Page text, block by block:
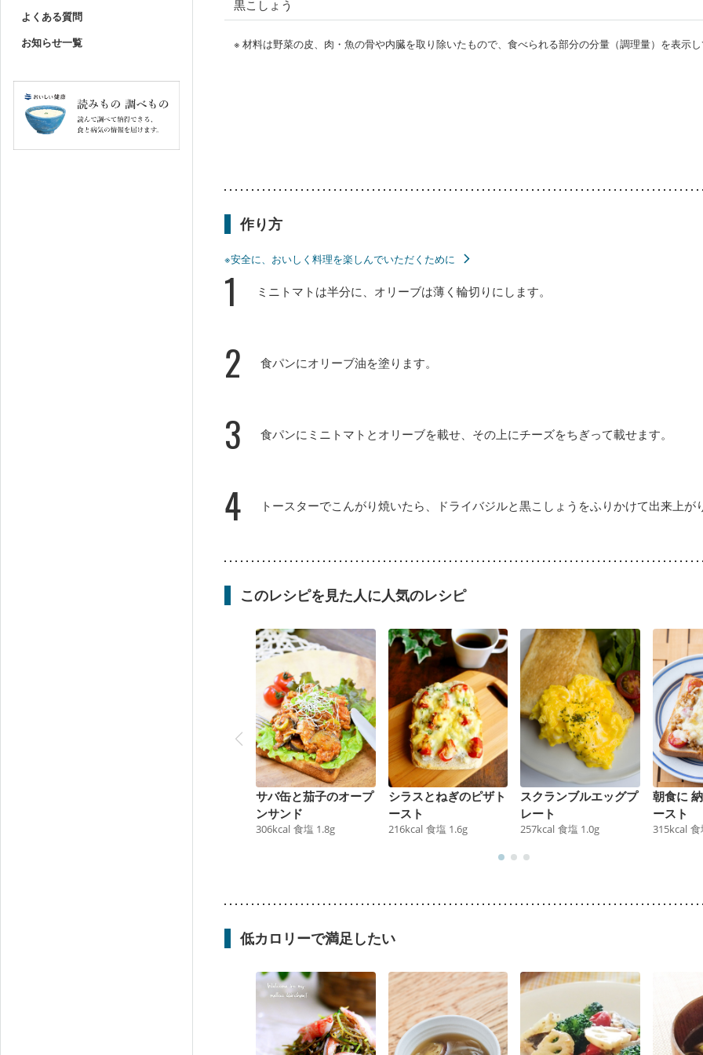
よくある質問
お知らせ一覧
黒こしょう
※ 材料は野菜の皮、肉・魚の骨や内臓を取り除いたもので、食べられる部分の分量（調理量）を表示
作り方
※安全に、おいしく料理を楽しんでいただくために
1 ミニトマトは半分に、オリーブは薄く輪切りにします。
2 食パンにオリーブ油を塗ります。
3 食パンにミニトマトとオリーブを載せ、その上にチーズをちぎって載せます。
4 トースターでこんがり焼いたら、ドライバジルと黒こしょうをふりかけて出来上が
このレシピを見た人に人気のレシピ
サバ缶と茄子のオープ
ンサンド
306kcal 食塩 1.8g
シラスとねぎのピザト
ースト
216kcal 食塩 1.6g
スクランブルエッグプ
レート
257kcal 食塩 1.0g
朝食に
ースト
315kcal
低カロリーで満足したい